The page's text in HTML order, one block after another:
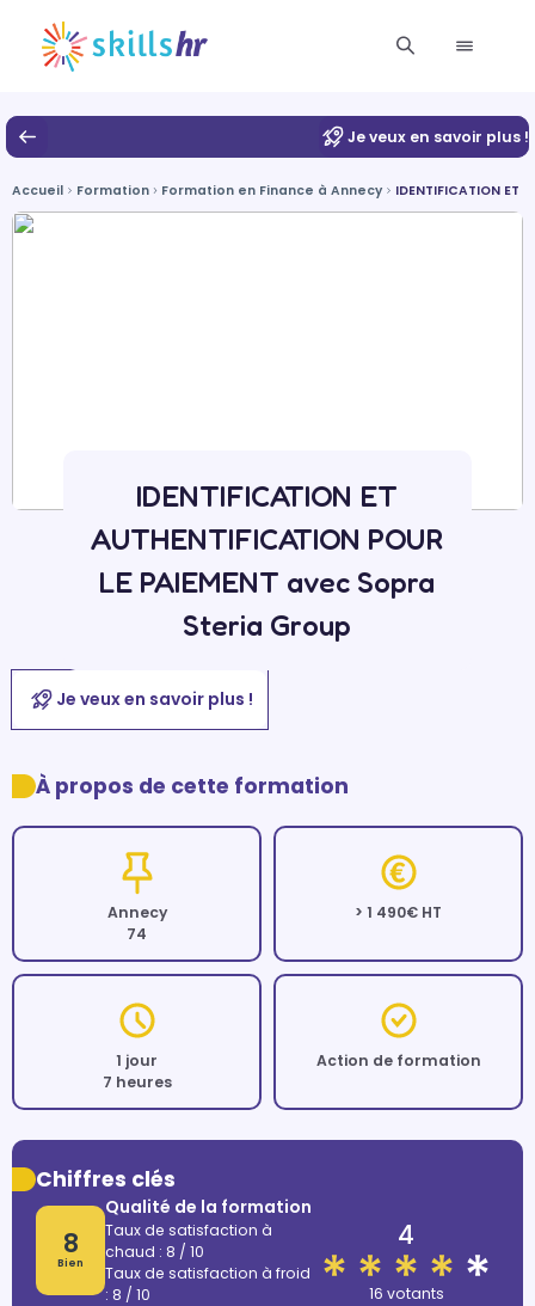
Je veux en savoir plus !
Accueil Formation Formation en Finance à Annecy IDENTIFICATION ET
IDENTIFICATION ET
AUTHENTIFICATION POUR
LE PAIEMENT avec Sopra
Steria Group
Je veux en savoir plus !
À propos de cette formation
Annecy
74
> 1 490€ HT
1 jour
7 heures
Action de formation
Chiffres clés
8
Bien
Qualité de la formation
Taux de satisfaction à
chaud : 8 / 10
Taux de satisfaction à froid
: 8 / 10
4
16 votants